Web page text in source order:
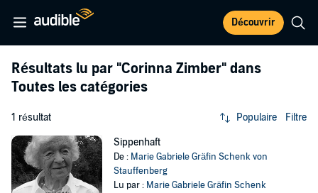
Découvrir
Résultats lu par "Corinna Zimber" dans
Toutes les catégories
1 résultat Populaire Filtre
Sippenhaft
De : Marie Gabriele Gräfin Schenk von
Stauffenberg
Lu par : Marie Gabriele Gräfin Schenk